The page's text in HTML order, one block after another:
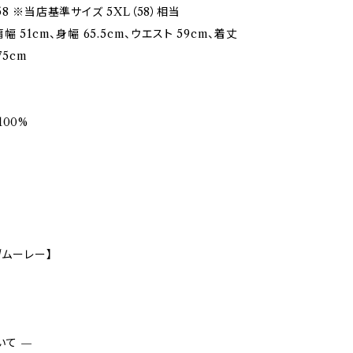
※当店基準サイズ 5XL（58）相当
幅 51cm、身幅 65.5cm、ウエスト 59cm、着丈
ーレー】
て —